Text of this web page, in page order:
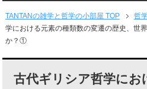
TANTANの雑学と哲学の小部屋 TOP 哲
学における元素の種類数の変遷の歴史、世
か？①
古代ギリシア哲学にお